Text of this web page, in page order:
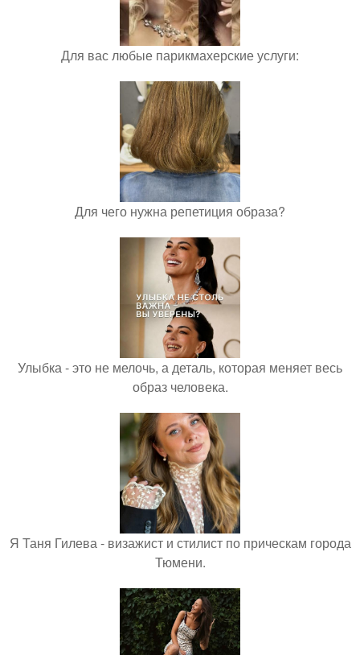
Для вас любые парикмахерские услуги:
Для чего нужна репетиция образа?
Улыбка - это не мелочь, а деталь, которая меняет весь
образ человека.
Я Таня Гилева - визажист и стилист по прическам города
Тюмени.